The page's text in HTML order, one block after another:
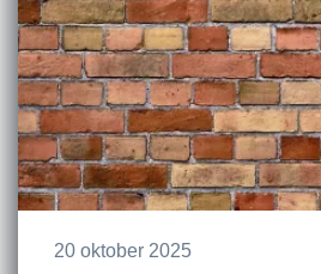
20 oktober 2025